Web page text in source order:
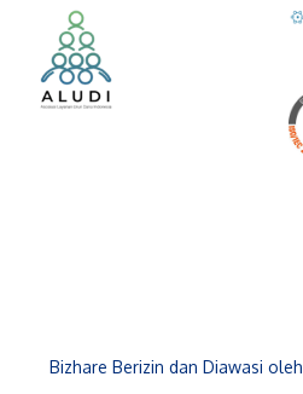
Bizhare Berizin dan Diawasi oleh